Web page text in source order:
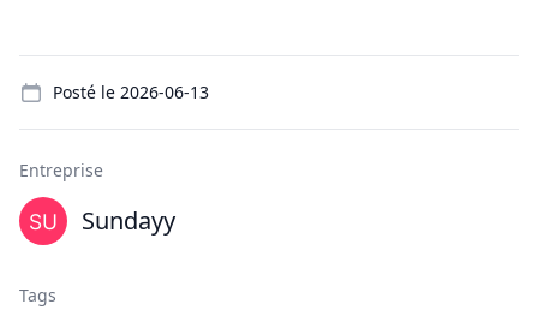
Posté le 2026-06-13
Entreprise
Sundayy
Tags